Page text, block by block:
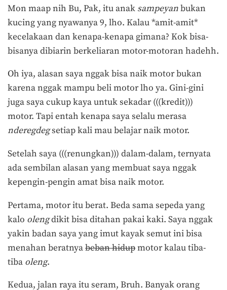
Mon maap nih Bu, Pak, itu anak sampeyanbukan
kucing yang nyawanya 9, lho. Kalau *amit-amit*
kecelakaan dan kenapa-kenapa gimana? Kok bisa-
bisanya dibiarin berkeliaran motor-motoran hadehh.
Oh iya, alasan saya nggak bisa naik motor bukan
karena nggak mampu beli motor lho ya. Gini-gini
juga saya cukup kaya untuk sekadar (((kredit)))
motor. Tapi entah kenapa saya selalu merasa
nderegdegsetiap kali mau belajar naik motor.
Setelah saya (((renungkan))) dalam-dalam, ternyata
ada sembilan alasan yang membuat saya nggak
kepengin-pengin amat bisa naik motor.
Pertama, motor itu berat. Beda sama sepeda yang
kalo olengdikit bisa ditahan pakai kaki. Saya nggak
yakin badan saya yang imut kayak semut ini bisa
menahan beratnyabeban hidupmotor kalau tiba-
tiba oleng.
Kedua, jalan raya itu seram, Bruh. Banyak orang